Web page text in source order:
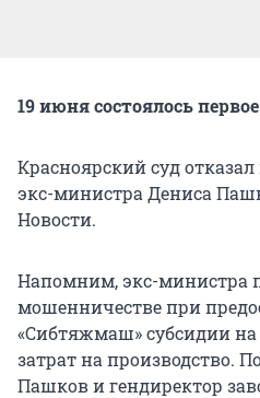
19 июня состоялось
Красноярский суд
экс-министра Дениса
Новости.
Напомним, экс-министра
мошенничестве при
«Сибтяжмаш» субсидии
затрат на производство.
Пашков и гендиректор